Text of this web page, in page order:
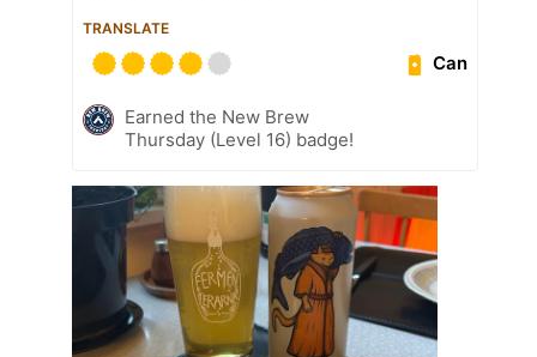
TRANSLATE
Can
Earned the New Brew
Thursday (Level 16) badge!